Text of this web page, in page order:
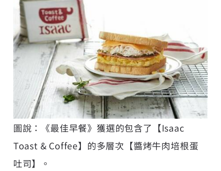
圖說：《最佳早餐》獲選的包含了【Isaac
Toast & Coffee】的多層次【醬烤牛肉培根蛋
吐司】。